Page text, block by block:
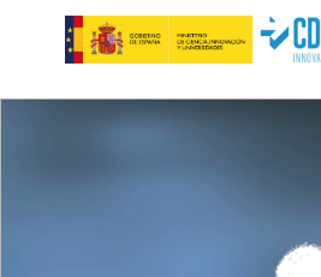
Pasar al contenido principal